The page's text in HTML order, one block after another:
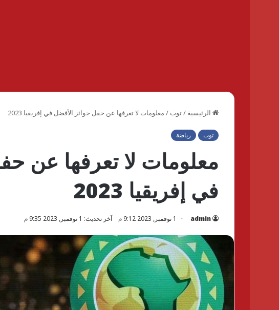
الرئيسية /توب / معلومات لا تعرفها عن حفل جوائز الأفضل في إفريقيا 2023
توب رياضة
معلومات لا تعرفها عن
في إفريقيا 2023
admin 1 نوفمبر, 2023 9:12 م آخر تحديث: 1 نوفمبر, 2023 9:35 م